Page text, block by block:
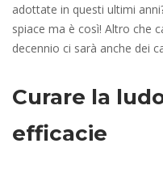
adottate in questi ultimi
spiace ma è così! Altro che
decennio ci sarà anche dei
Curare la
efficacie